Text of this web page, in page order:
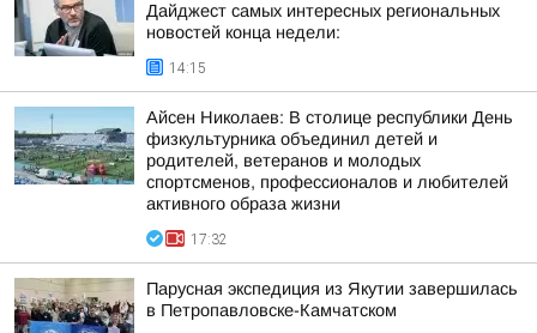
Дайджест самых интересных региональных
новостей конца недели:
14:15
Айсен Николаев: В столице республики День
физкультурника объединил детей и
родителей, ветеранов и молодых
спортсменов, профессионалов и любителей
активного образа жизни
17:32
Парусная экспедиция из Якутии завершилась
в Петропавловске-Камчатском